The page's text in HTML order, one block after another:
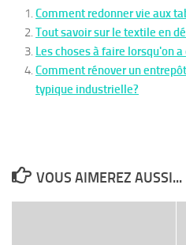
Comment redonner vie aux
Tout savoir sur le textile en
Les choses à faire lorsqu'on
Comment rénover un
typique industrielle?
VOUS AIMEREZ AUSSI...